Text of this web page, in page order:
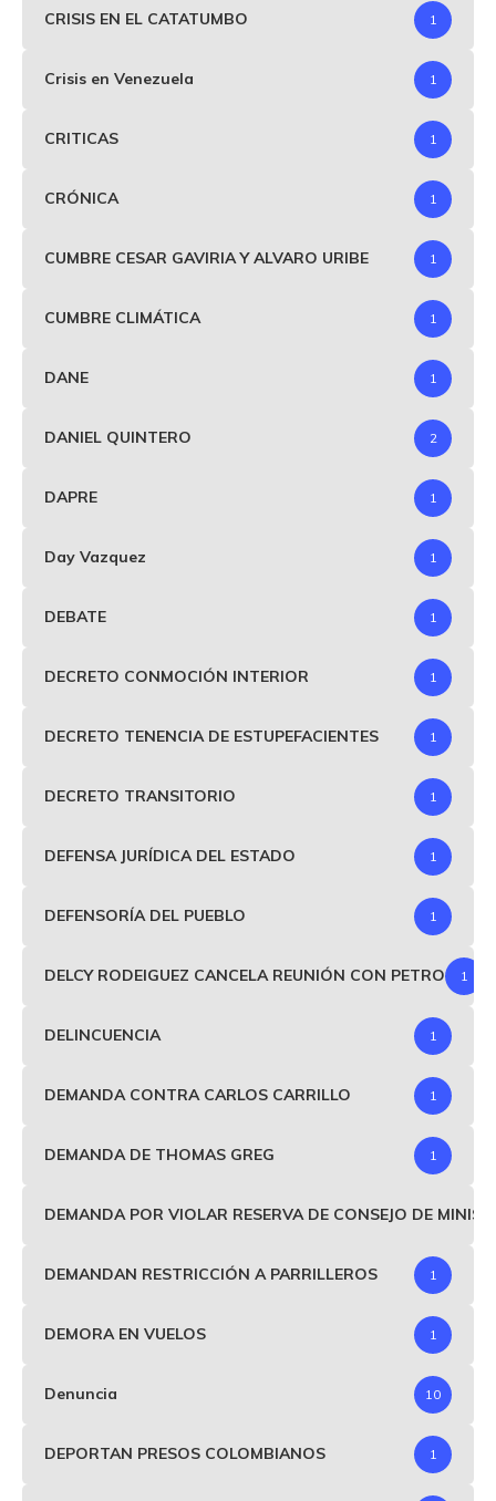
CRISIS EN EL CATATUMBO 1
Crisis en Venezuela 1
CRITICAS 1
CRÓNICA 1
CUMBRE CESAR GAVIRIA Y ALVARO URIBE 1
CUMBRE CLIMÁTICA 1
DANE 1
DANIEL QUINTERO 2
DAPRE 1
Day Vazquez 1
DEBATE 1
DECRETO CONMOCIÓN INTERIOR 1
DECRETO TENENCIA DE ESTUPEFACIENTES 1
DECRETO TRANSITORIO 1
DEFENSA JURÍDICA DEL ESTADO 1
DEFENSORÍA DEL PUEBLO 1
DELCY RODEIGUEZ CANCELA REUNIÓN CON PETRO 1
DELINCUENCIA 1
DEMANDA CONTRA CARLOS CARRILLO 1
DEMANDA DE THOMAS GREG 1
DEMANDA POR VIOLAR RESERVA DE CONSEJO DE
DEMANDAN RESTRICCIÓN A PARRILLEROS 1
DEMORA EN VUELOS 1
Denuncia 10
DEPORTAN PRESOS COLOMBIANOS 1